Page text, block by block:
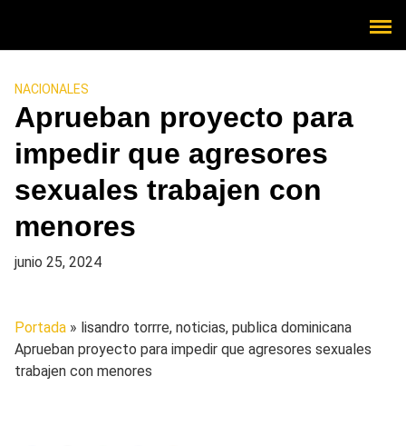
NACIONALES
Aprueban proyecto para
impedir que agresores
sexuales trabajen con
menores
junio 25, 2024
Portada » lisandro torrre, noticias, publica dominicana
Aprueban proyecto para impedir que agresores sexuales
trabajen con menores